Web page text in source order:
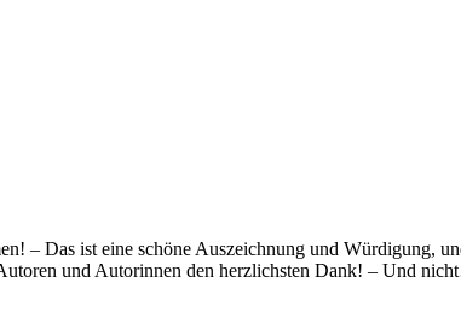
– Das ist eine schöne Auszeichnung und Würdigung,
und Autorinnen den herzlichsten Dank! – Und